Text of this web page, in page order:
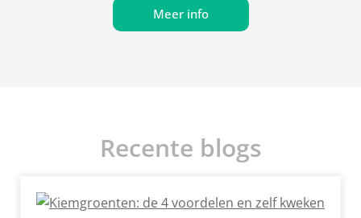
Meer info
Recente blogs